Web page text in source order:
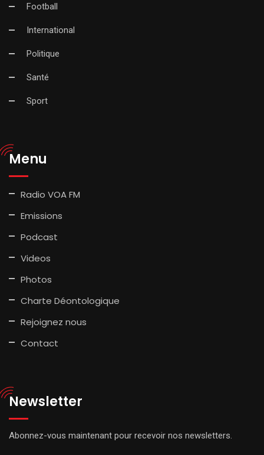
Football
International
Politique
Santé
Sport
Menu
Radio VOA FM
Emissions
Podcast
Videos
Photos
Charte Déontologique
Rejoignez nous
Contact
Newsletter
Abonnez-vous maintenant pour recevoir nos newsletters.